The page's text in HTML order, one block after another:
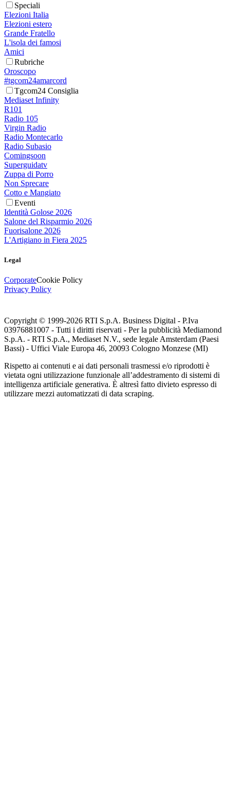
Speciali
Elezioni Italia
Elezioni estero
Grande Fratello
L'isola dei famosi
Amici
Rubriche
Oroscopo
#tgcom24amarcord
Tgcom24 Consiglia
Mediaset Infinity
R101
Radio 105
Virgin Radio
Radio Montecarlo
Radio Subasio
Comingsoon
Superguidatv
Zuppa di Porro
Non Sprecare
Cotto e Mangiato
Eventi
Identità Golose 2026
Salone del Risparmio 2026
Fuorisalone 2026
L'Artigiano in Fiera 2025
Legal
CorporateCookie Policy
Privacy Policy
Copyright © 1999-2026 RTI S.p.A. Business Digital - P.Iva
03976881007 - Tutti i diritti riservati - Per la pubblicità Mediamond
S.p.A. - RTI S.p.A., Mediaset N.V., sede legale Amsterdam (Paesi
Bassi) - Uffici Viale Europa 46, 20093 Cologno Monzese (MI)
Rispetto ai contenuti e ai dati personali trasmessi e/o riprodotti è
vietata ogni utilizzazione funzionale all’addestramento di sistemi di
intelligenza artificiale generativa. È altresì fatto divieto espresso di
utilizzare mezzi automatizzati di data scraping.